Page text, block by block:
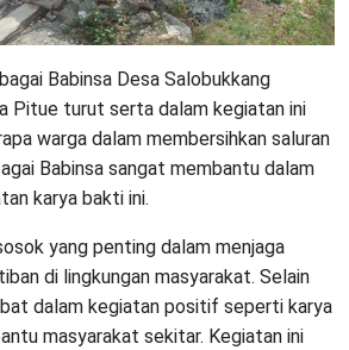
Babinsa Desa Salobukkang
Pitue turut serta dalam kegiatan ini
warga dalam membersihkan saluran
Babinsa sangat membantu dalam
karya bakti ini.
yang penting dalam menjaga
di lingkungan masyarakat. Selain
dalam kegiatan positif seperti karya
masyarakat sekitar. Kegiatan ini